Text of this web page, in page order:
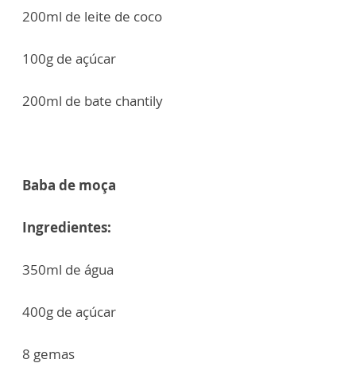
200ml de leite de coco
100g de açúcar
200ml de bate chantily
Baba de moça
Ingredientes:
350ml de água
400g de açúcar
8 gemas